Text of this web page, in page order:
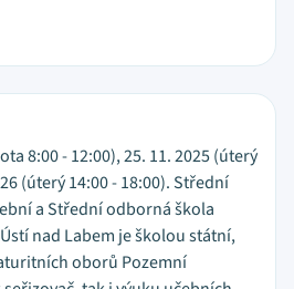
8:00 - 12:00), 25. 11. 2025 (úterý
(úterý 14:00 - 18:00). Střední
a Střední odborná škola
nad Labem je školou státní,
oborů Pozemní